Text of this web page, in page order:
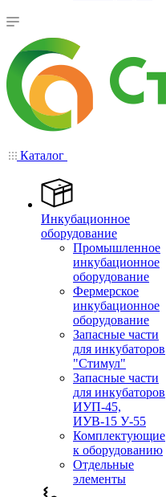
Каталог
Инкубационное
оборудование
Промышленное
инкубационное
оборудование
Фермерское
инкубационное
оборудование
Запасные части
для инкубаторов
"Стимул"
Запасные части
для инкубаторов
ИУП-45,
ИУВ-15 У-55
Комплектующие
к оборудованию
Отдельные
элементы